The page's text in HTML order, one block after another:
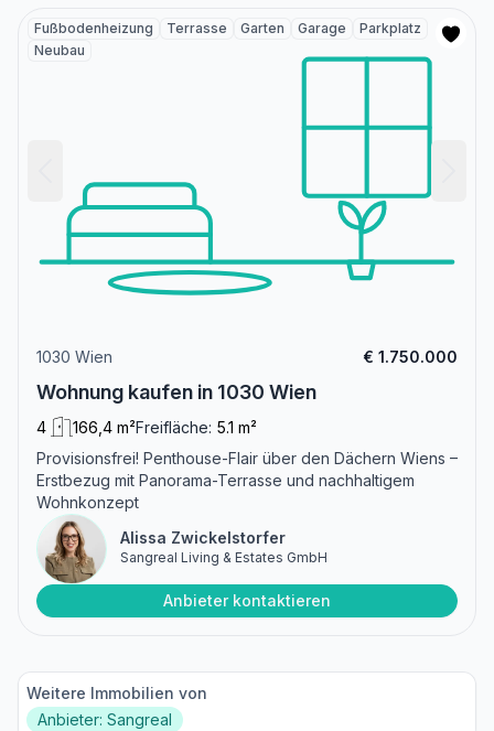
Fußbodenheizung Terrasse Garten Garage
Parkplatz
Neubau
1030 Wien € 1.750.000
Wohnung kaufen in 1030 Wien
4 166,4 m²Freifläche: 5.1 m²
Provisionsfrei! Penthouse-Flair über den Dächern Wiens –
Erstbezug mit Panorama-Terrasse und nachhaltigem
Wohnkonzept
Alissa Zwickelstorfer
Sangreal Living & Estates GmbH
Anbieter kontaktieren
Weitere Immobilien von
Anbieter: Sangreal